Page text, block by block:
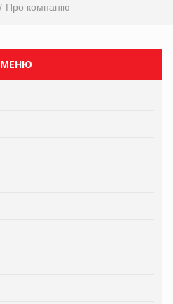
Про компанію
МЕНЮ